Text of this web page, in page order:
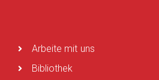
Arbeite mit uns
Bibliothek